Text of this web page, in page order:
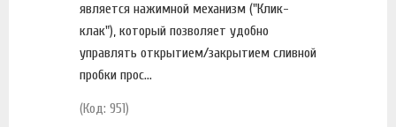
является нажимной механизм ("Клик-
клак"), который позволяет удобно
управлять открытием/закрытием сливной
пробки прос...
(Код: 951)